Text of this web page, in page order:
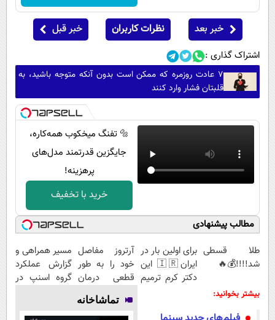
خبر بعد نظرات کاربران خبر قبل
اشتراک گذاری :
۷ عادت روزمره که ممکن است بدون آنکه متوجه باشید، به
قلبتان فشار وارد کنند
🔩 تفنگ میخکوب همه‌کاره،
جایگزین قدرتمند مدل‌های
پرهزینه!
خرید با تخفیف
مطالب پیشنهادی
طلا قسطی
شد!!!!💰🔥
برای اولین بار در
ایران🇮🇷 این
دکتر کرم ترمیم
آرتروز مفاصل
خود را به طور
قطعی درمان
◂پرسش‌نامه▸
مسیر همراهی و
گزارش عملکرد
گروه اسنپ در
بیشتر بخوانید: تماشاخانه